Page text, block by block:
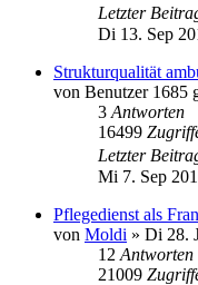
Letzter
Di 13. Sep
Strukturqualität
von Benutzer 1685
3 Antworten
16499
Letzter
Mi 7. Sep
Pflegedienst als
von Moldi » Di 28.
12 Antworten
21009